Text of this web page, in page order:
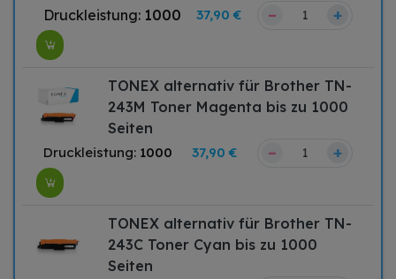
Druckleistung: 1000 37,90 € – +
TONEX alternativ für Brother TN-
243M Toner Magenta bis zu 1000
Seiten
Druckleistung: 1000 37,90 € – +
TONEX alternativ für Brother TN-
243C Toner Cyan bis zu 1000
Seiten